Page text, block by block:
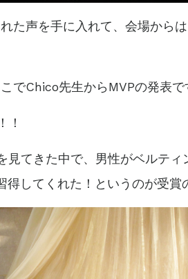
た声を手に入れて、会場から
でChico先生からMVPの発表で
！
見てきた中で、男性がベルテ
してくれた！というのが受賞